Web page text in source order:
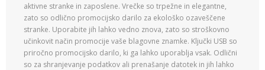
aktivne stranke in zaposlene. Vrečke so trpežne in elegantne,
zato so odlično promocijsko darilo za ekološko ozaveščene
stranke. Uporabite jih lahko vedno znova, zato so stroškovno
učinkovit način promocije vaše blagovne znamke. Ključki USB so
priročno promocijsko darilo, ki ga lahko uporablja vsak. Odlični
so za shranjevanje podatkov ali prenašanje datotek in jih lahko